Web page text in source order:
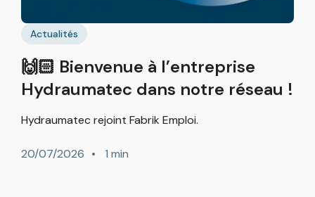
Actualités
🙌🏻 Bienvenue à l’entreprise
Hydraumatec dans notre réseau !
Hydraumatec rejoint Fabrik Emploi.
20/07/2026 1 min